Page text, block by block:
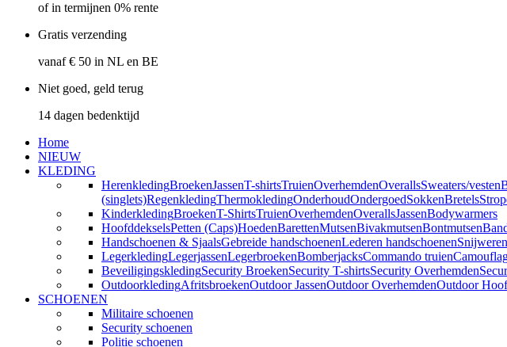
of in termijnen 0% rente
Gratis verzending
vanaf € 50 in NL en BE
Niet goed, geld terug
14 dagen bedenktijd
Home
NIEUW
KLEDING
HerenkledingBroekenJassenT-shirtsTruienOverhemdenOverallsSweaters/vesten
(singlets)RegenkledingThermokledingOnderhoudOndergoedSokkenBretels
KinderkledingBroekenT-ShirtsTruienOverhemdenOverallsJassenBodywarmers
HoofddekselsPetten (Caps)HoedenBarettenMutsenBivakmutsenBontmutsen
Handschoenen & SjaalsGebreide handschoenenLederen handschoenen
LegerkledingLegerjassenLegerbroekenBomberjacksCommando truien
BeveiligingskledingSecurity BroekenSecurity T-shirtsSecurity Overhemden
OutdoorkledingAfritsbroekenOutdoor JassenOutdoor OverhemdenOutdoor
SCHOENEN
Militaire schoenen
Security schoenen
Politie schoenen